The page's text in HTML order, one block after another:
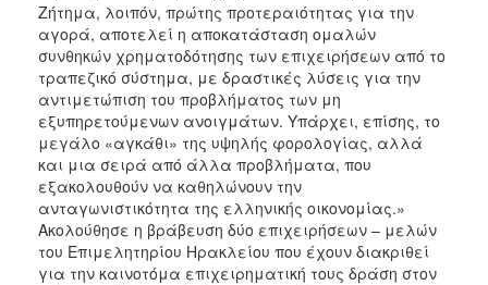
Ζήτημα, λοιπόν, πρώτης προτεραιότητας για την
αγορά, αποτελεί η αποκατάσταση ομαλών
συνθηκών χρηματοδότησης των επιχειρήσεων από το
τραπεζικό σύστημα, με δραστικές λύσεις για την
αντιμετώπιση του προβλήματος των μη
εξυπηρετούμενων ανοιγμάτων. Υπάρχει, επίσης, το
μεγάλο «αγκάθι» της υψηλής φορολογίας, αλλά
και μια σειρά από άλλα προβλήματα, που
εξακολουθούν να καθηλώνουν την
ανταγωνιστικότητα της ελληνικής οικονομίας.»
Ακολούθησε η βράβευση δύο επιχειρήσεων – μελών
του Επιμελητηρίου Ηρακλείου που έχουν διακριθεί
για την καινοτόμα επιχειρηματική τους δράση στον